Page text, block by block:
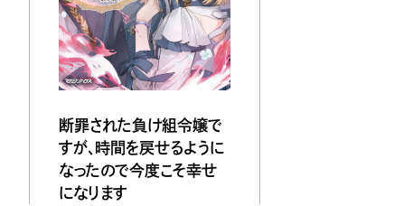
断罪された負け組令嬢で
すが、時間を戻せるように
なったので今度こそ幸せ
になります